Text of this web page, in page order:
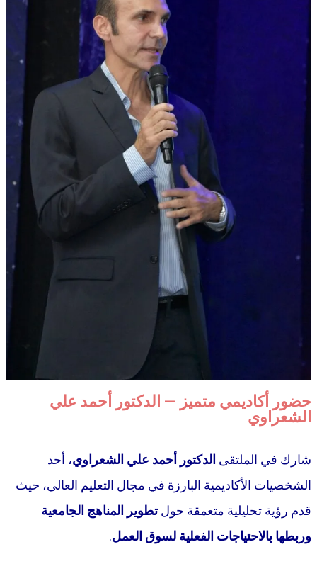
حضور أكاديمي متميز — الدكتور أحمد علي
الشعراوي
شارك في الملتقى الدكتور أحمد علي الشعراوي، أحد
الشخصيات الأكاديمية البارزة في مجال التعليم العالي، حيث
قدم رؤية تحليلية متعمقة حولتطوير المناهج الجامعية
وربطها بالاحتياجات الفعلية لسوق العمل.